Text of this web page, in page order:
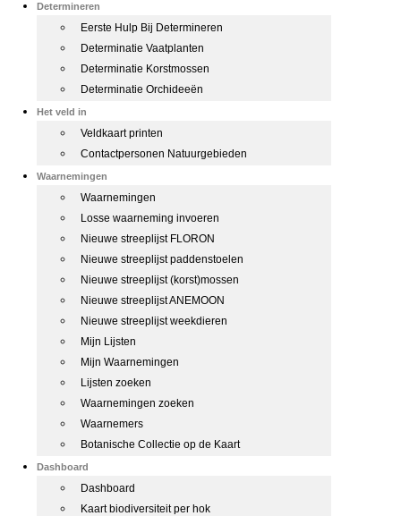
Determineren
Eerste Hulp Bij Determineren
Determinatie Vaatplanten
Determinatie Korstmossen
Determinatie Orchideeën
Het veld in
Veldkaart printen
Contactpersonen Natuurgebieden
Waarnemingen
Waarnemingen
Losse waarneming invoeren
Nieuwe streeplijst FLORON
Nieuwe streeplijst paddenstoelen
Nieuwe streeplijst (korst)mossen
Nieuwe streeplijst ANEMOON
Nieuwe streeplijst weekdieren
Mijn Lijsten
Mijn Waarnemingen
Lijsten zoeken
Waarnemingen zoeken
Waarnemers
Botanische Collectie op de Kaart
Dashboard
Dashboard
Kaart biodiversiteit per hok